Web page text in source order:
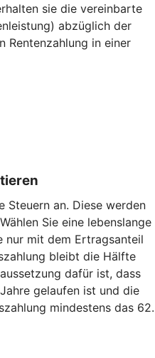
sie die vereinbarte
abzüglich der
Rentenzahlung in einer
Steuern an. Diese werden
Sie eine lebenslange
nur mit dem Ertragsanteil
bleibt die Hälfte
dafür ist, dass
gelaufen ist und die
mindestens das 62.